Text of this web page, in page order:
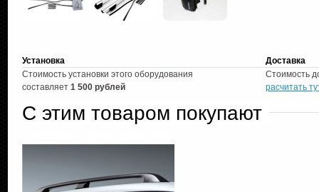
Установка
Доставка
Стоимость установки этого оборудования
составляет 1 500 рублей
Стоимость
расчитать
С этим товаром покупают